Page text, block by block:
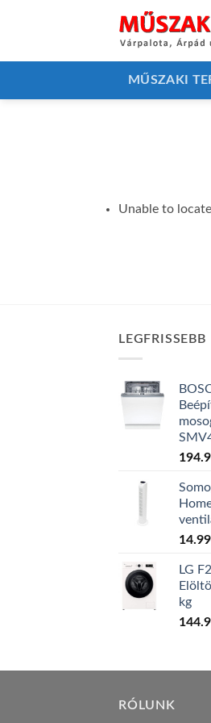
MŰSZAKI
Unable to
LEGFRISSEBB
LG
kg
RÓLUNK